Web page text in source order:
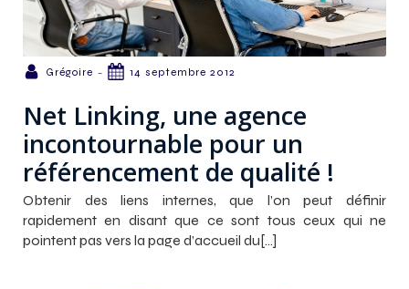
Grégoire - 14 septembre 2012
Net Linking, une agence
incontournable pour un
référencement de qualité !
Obtenir des liens internes, que l’on peut définir
rapidement en disant que ce sont tous ceux qui ne
pointent pas vers la page d’accueil du[…]